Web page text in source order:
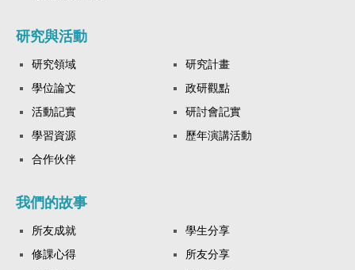
研究與活動
研究領域
研究計畫
學位論文
政研觀點
活動記實
研討會記實
學習資源
歷年演講活動
合作伙伴
我們的故事
所友成就
學生分享
修課心得
所友分享